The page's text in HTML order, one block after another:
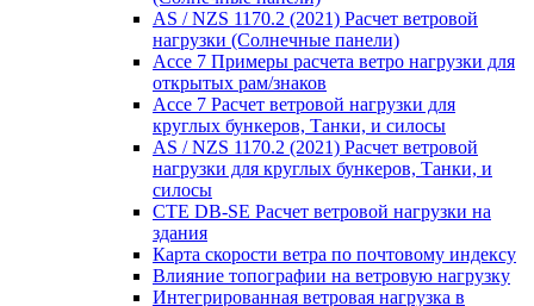
AS / NZS 1170.2 (2021) Расчет ветровой
нагрузки (Солнечные панели)
Ассе 7 Примеры расчета ветро нагрузки для
открытых рам/знаков
Ассе 7 Расчет ветровой нагрузки для
круглых бункеров, Танки, и силосы
AS / NZS 1170.2 (2021) Расчет ветровой
нагрузки для круглых бункеров, Танки, и
силосы
CTE DB-SE Расчет ветровой нагрузки на
здания
Карта скорости ветра по почтовому индексу
Влияние топографии на ветровую нагрузку
Интегрированная ветровая нагрузка в